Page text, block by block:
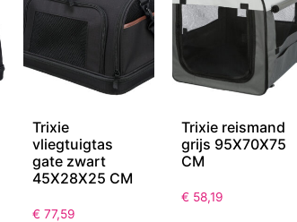
Trixie
vliegtuigtas
gate zwart
45X28X25 CM
€ 77,59
Trixie reismand
grijs 95X70X75
CM
€ 58,19